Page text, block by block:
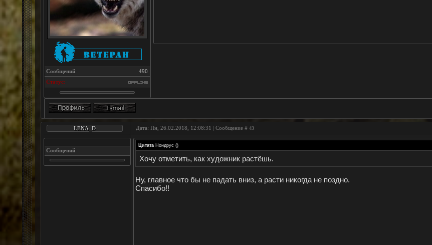
Сообщений:
490
Статус:
LENA_D Дата: Пн, 26.02.2018, 12:08:31 | Сообщение # 43
Сообщений:
Цитата Нондрус ()
Хочу отметить, как художник растёшь.
Ну, главное что бы не падать вниз, а расти никогда не поздно.
Спасибо!!